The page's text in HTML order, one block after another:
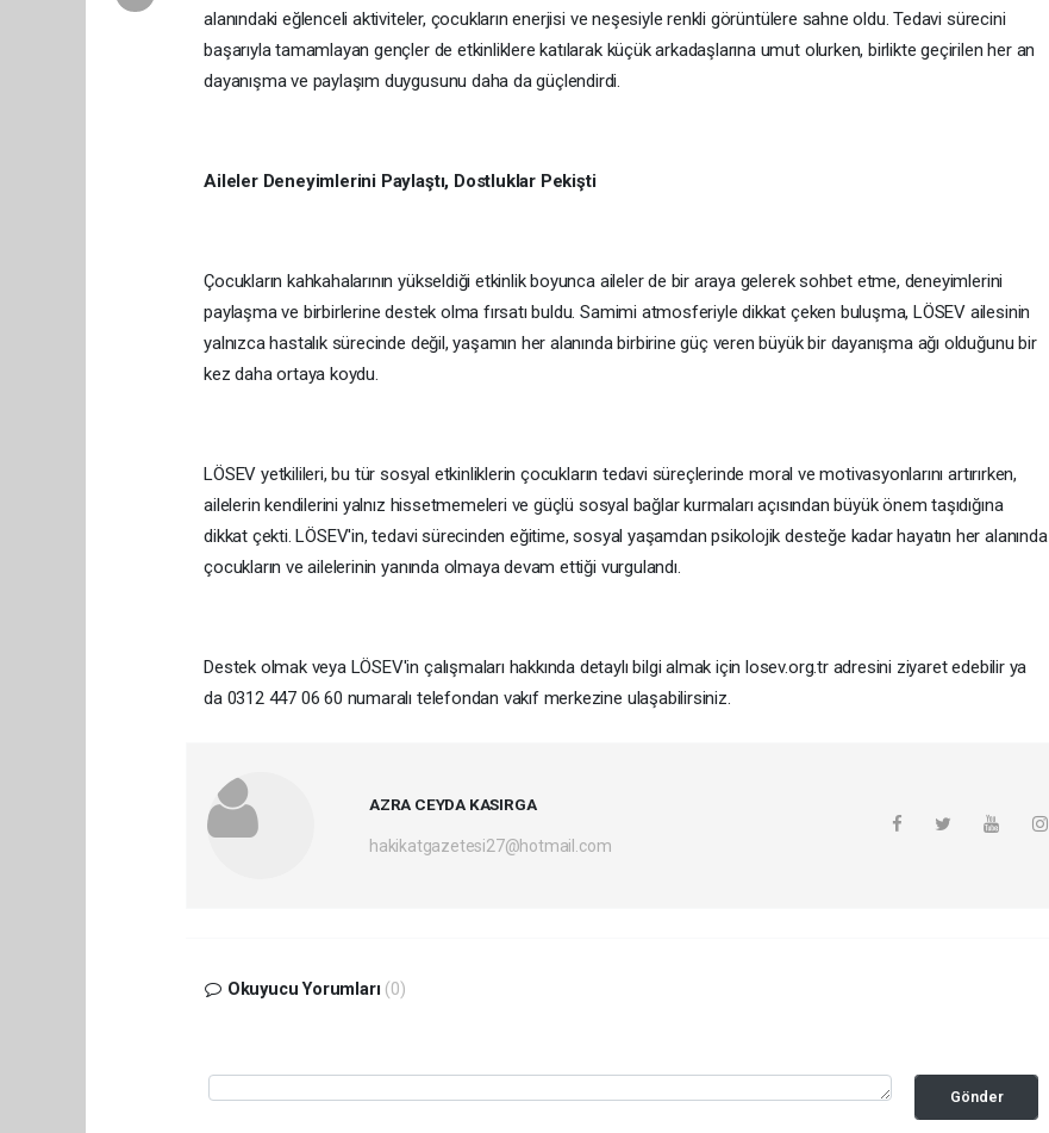
alanındaki eğlenceli aktiviteler, çocukların enerjisi ve neşesiyle renkli görüntülere sahne oldu. Tedavi sürecini
başarıyla tamamlayan gençler de etkinliklere katılarak küçük arkadaşlarına umut olurken, birlikte geçirilen her an
dayanışma ve paylaşım duygusunu daha da güçlendirdi.
Aileler Deneyimlerini Paylaştı, Dostluklar Pekişti
Çocukların kahkahalarının yükseldiği etkinlik boyunca aileler de bir araya gelerek sohbet etme, deneyimlerini
paylaşma ve birbirlerine destek olma fırsatı buldu. Samimi atmosferiyle dikkat çeken buluşma, LÖSEV ailesinin
yalnızca hastalık sürecinde değil, yaşamın her alanında birbirine güç veren büyük bir dayanışma ağı olduğunu bir
kez daha ortaya koydu.
LÖSEV yetkilileri, bu tür sosyal etkinliklerin çocukların tedavi süreçlerinde moral ve motivasyonlarını artırırken,
ailelerin kendilerini yalnız hissetmemeleri ve güçlü sosyal bağlar kurmaları açısından büyük önem taşıdığına
dikkat çekti. LÖSEV'in, tedavi sürecinden eğitime, sosyal yaşamdan psikolojik desteğe kadar hayatın her alanında
çocukların ve ailelerinin yanında olmaya devam ettiği vurgulandı.
Destek olmak veya LÖSEV'in çalışmaları hakkında detaylı bilgi almak için losev.org.tr adresini ziyaret edebilir ya
da 0312 447 06 60 numaralı telefondan vakıf merkezine ulaşabilirsiniz.
AZRA CEYDA KASIRGA
hakikatgazetesi27@hotmail.com
Okuyucu Yorumları (0)
Gönder